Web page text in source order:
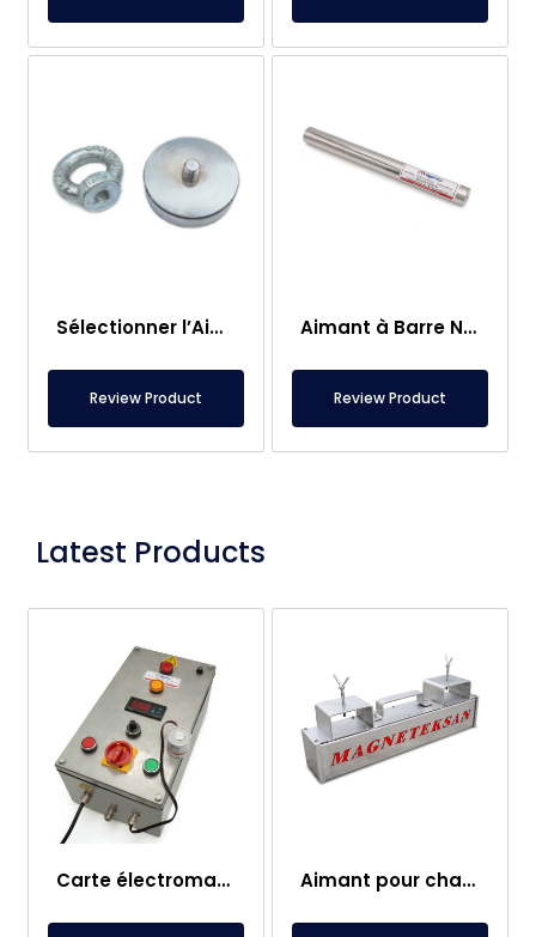
Sélectionner l’Aimant de Pêche – Aimant Puissant de Sauvetage en Mer
Review Product
Aimant à Barre Neodyme Ø25×250 mm – Connexion M8 Femelle d’un Côté
Review Product
Latest Products
Carte électromagnétique Aimant pour chariot élévateur – Entièrement en inox – Distance effective de 10 cm – Libération facile avec poignée